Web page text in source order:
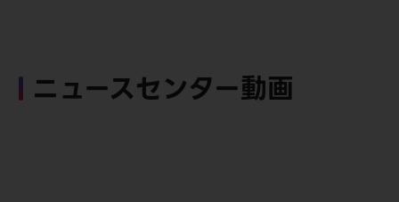
ニュースセンター動画